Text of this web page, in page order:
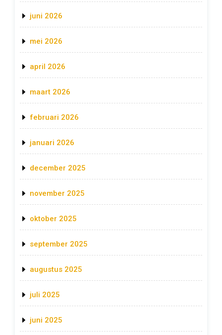
juni 2026
mei 2026
april 2026
maart 2026
februari 2026
januari 2026
december 2025
november 2025
oktober 2025
september 2025
augustus 2025
juli 2025
juni 2025